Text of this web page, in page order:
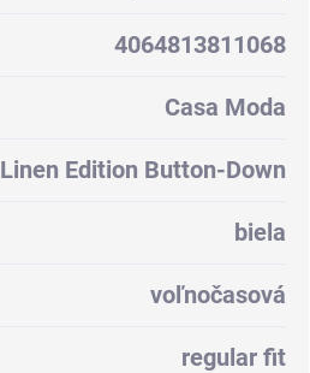
4064813811068
Casa Moda
Linen Edition Button-Down
biela
voľnočasová
regular fit